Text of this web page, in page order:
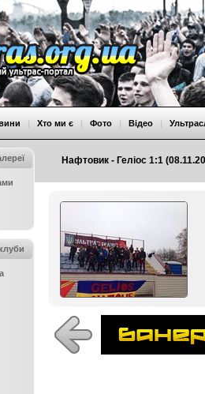
Нафтовик - Геліос 1:1
| Хто ми є | Фото | Відео |